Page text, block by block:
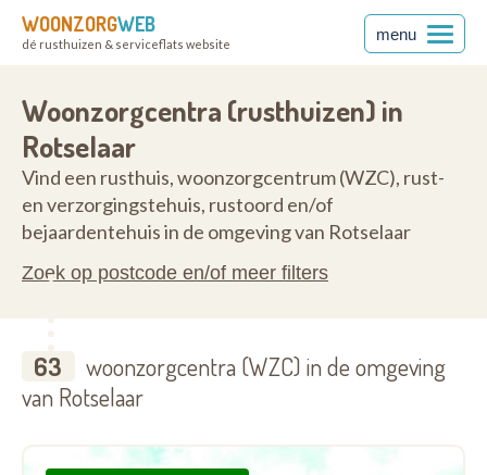
WOONZORGWEB
dé rusthuizen & serviceflats website
menu
Woonzorgcentra (rusthuizen) in
Rotselaar
Vind een rusthuis, woonzorgcentrum (WZC), rust-
en verzorgingstehuis, rustoord en/of
bejaardentehuis in de omgeving van Rotselaar
Zoek op postcode en/of meer filters
63
woonzorgcentra (WZC) in de omgeving
van Rotselaar